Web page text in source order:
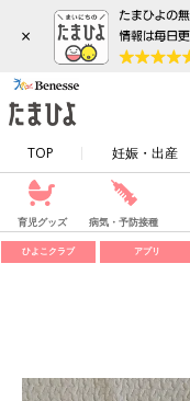
×
TOP 妊娠・出産
育児グッズ 病気・予防接種
ひよこクラブ アプリ